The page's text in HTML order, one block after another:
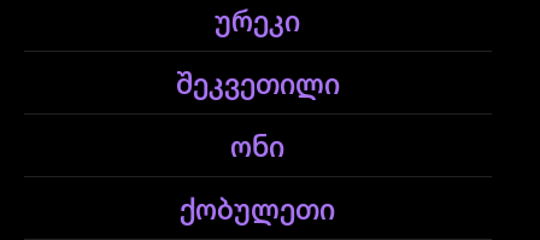
ურეკი
შეკვეთილი
ონი
ქობულეთი